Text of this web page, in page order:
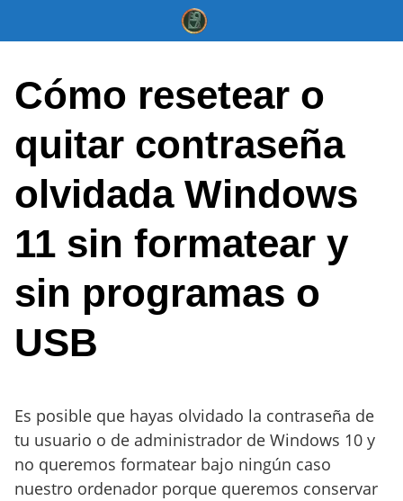
Cómo resetear o
quitar contraseña
olvidada Windows
11 sin formatear y
sin programas o
USB
Es posible que hayas olvidado la contraseña de
tu usuario o de administrador de Windows 10 y
no queremos formatear bajo ningún caso
nuestro ordenador porque queremos conservar